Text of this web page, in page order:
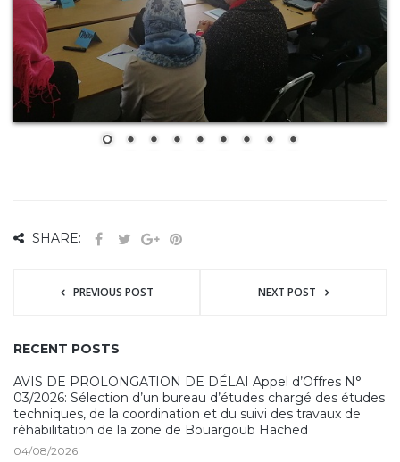
SHARE:
PREVIOUS POST NEXT POST
RECENT POSTS
AVIS DE PROLONGATION DE DÉLAI Appel d’Offres N°
03/2026: Sélection d’un bureau d’études chargé des études
techniques, de la coordination et du suivi des travaux de
réhabilitation de la zone de Bouargoub Hached
04/08/2026